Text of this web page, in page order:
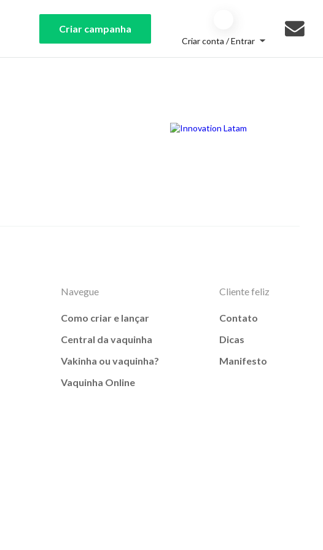
Criar campanha
Criar conta / Entrar
Navegue
Como criar e lançar
Central da vaquinha
Vakinha ou vaquinha?
Vaquinha Online
Cliente feliz
Contato
Dicas
Manifesto